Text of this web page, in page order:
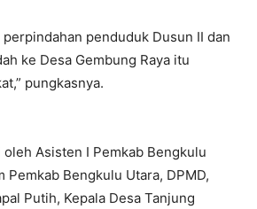
penduduk Dusun II dan
ke Desa Gembung Raya itu
pungkasnya.
Asisten I Pemkab Bengkulu
Pemkab Bengkulu Utara, DPMD,
Putih, Kepala Desa Tanjung